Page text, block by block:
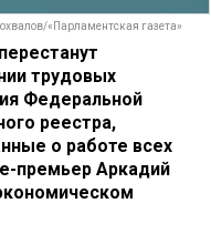
«Парламентская газета»
трудовых
Федеральной
реестра,
о работе всех
премьер Аркадий